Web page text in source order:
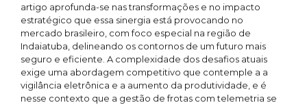
artigo aprofunda-se nas transformações e no impacto
estratégico que essa sinergia está provocando no
mercado brasileiro, com foco especial na região de
Indaiatuba, delineando os contornos de um futuro mais
seguro e eficiente. A complexidade dos desafios atuais
exige uma abordagem competitivo que contemple a a
vigilância eletrônica e a aumento da produtividade, e é
nesse contexto que a gestão de frotas com telemetria se